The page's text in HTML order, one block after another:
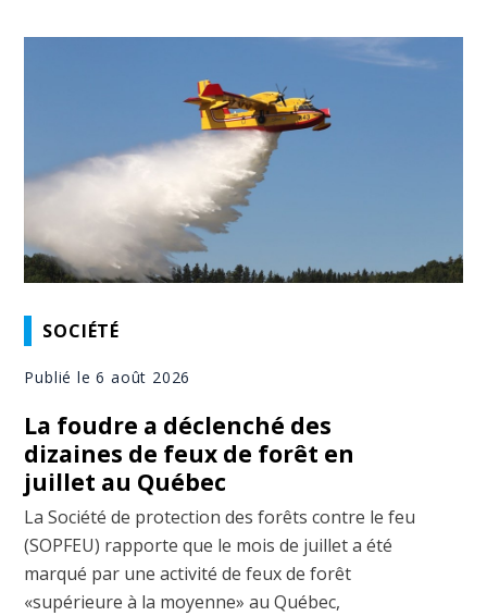
SOCIÉTÉ
Publié le 6 août 2026
La foudre a déclenché des
dizaines de feux de forêt en
juillet au Québec
La Société de protection des forêts contre le feu
(SOPFEU) rapporte que le mois de juillet a été
marqué par une activité de feux de forêt
«supérieure à la moyenne» au Québec,